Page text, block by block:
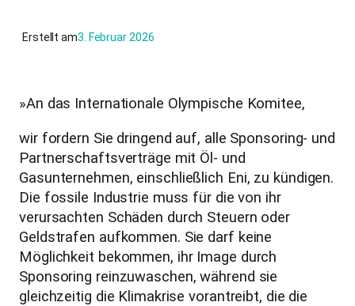
Erstellt am3. Februar 2026
»An das Internationale Olympische Komitee,
wir fordern Sie dringend auf, alle Sponsoring- und
Partnerschaftsverträge mit Öl- und
Gasunternehmen, einschließlich Eni, zu kündigen.
Die fossile Industrie muss für die von ihr
verursachten Schäden durch Steuern oder
Geldstrafen aufkommen. Sie darf keine
Möglichkeit bekommen, ihr Image durch
Sponsoring reinzuwaschen, während sie
gleichzeitig die Klimakrise vorantreibt, die die